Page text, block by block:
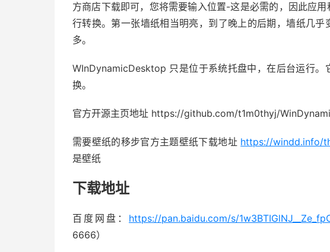
方商店下载即可，您将需要输入位置-这是必需的，因此应
行转换。第一张墙纸相当明亮，到了晚上的后期，墙纸几
多。
WInDynamicDesktop 只是位于系统托盘中，在后台运行。
换。
官方开源主页地址 https://github.com/t1m0thyj/
需要壁纸的移步官方主题壁纸下载地址 https://windd.info/
是壁纸
下载地址
百度网盘： https://pan.baidu.com/s/
6666）